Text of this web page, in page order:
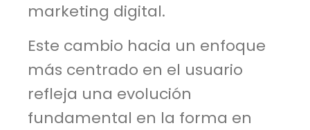
marketing digital.
Este cambio hacia un enfoque
más centrado en el usuario
refleja una evolución
fundamental en la forma en